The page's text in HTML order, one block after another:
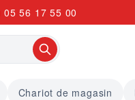
05 56 17 55 00
Chariot de magasin